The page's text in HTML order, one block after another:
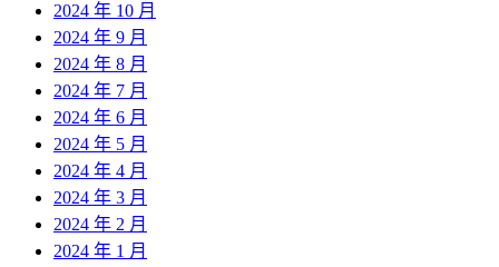
2024 年 10 月
2024 年 9 月
2024 年 8 月
2024 年 7 月
2024 年 6 月
2024 年 5 月
2024 年 4 月
2024 年 3 月
2024 年 2 月
2024 年 1 月